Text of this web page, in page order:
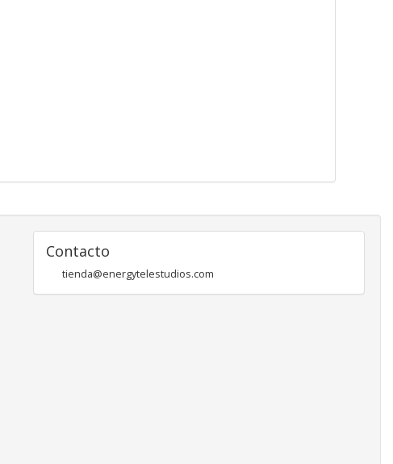
Contacto
tienda@energytelestudios.com